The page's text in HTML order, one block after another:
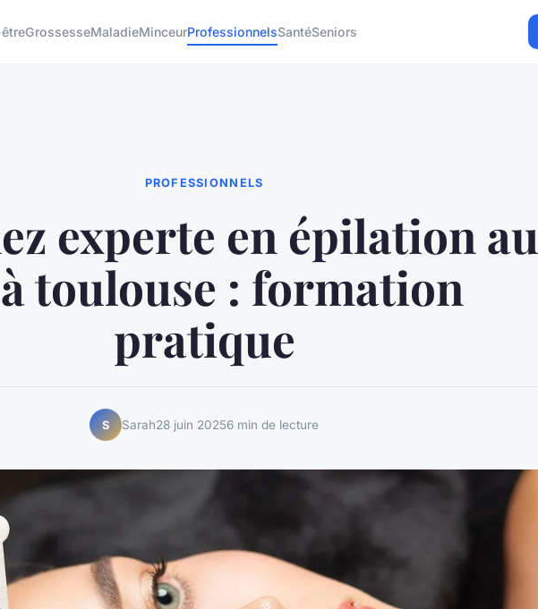
GrossesseMaladieMinceurProfessionnelsSantéSeniors
PROFESSIONNELS
experte en épilation au
toulouse : formation
pratique
S Sarah28 juin 20256 min de lecture